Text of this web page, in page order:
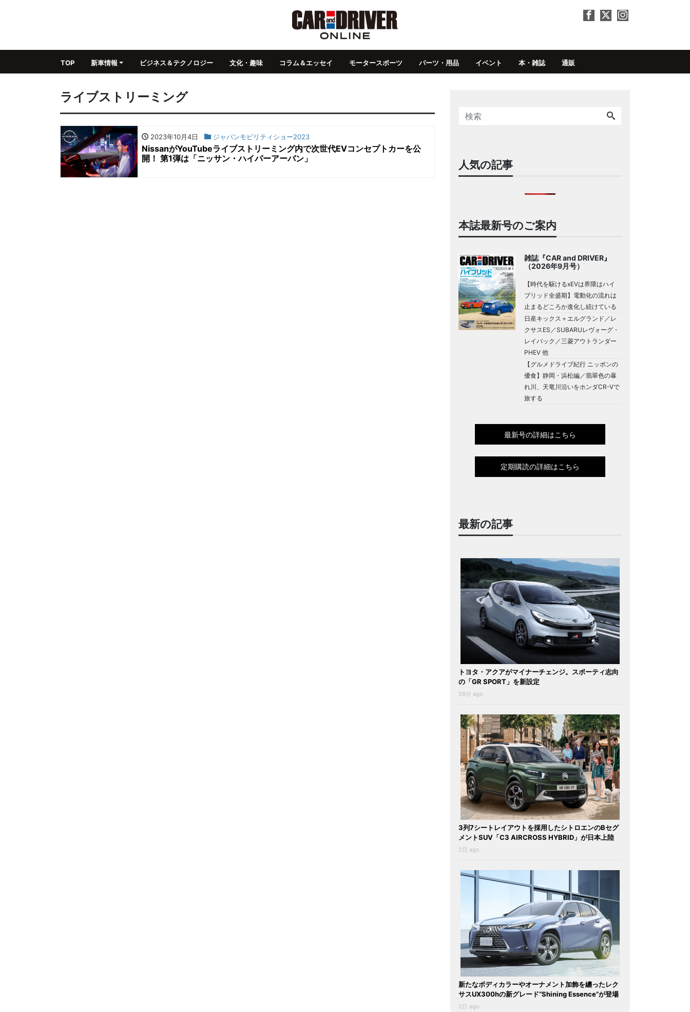
TOP 新車情報 ビジネス＆テクノロジー 文化・趣味 コラム＆エッセイ モータースポーツ パーツ・用品 イベント 本・雑誌 通販
ライブストリーミング
2023年10月4日 ジャパンモビリティショー2023
NissanがYouTubeライブストリーミング内で次世代EVコンセプトカーを公
開！ 第1弾は「ニッサン・ハイパーアーバン」
人気の記事
本誌最新号のご案内
雑誌『CAR and DRIVER』
（2026年9月号）
【時代を駆けるxEVは界隈はハイ
ブリッド全盛期】電動化の流れは
止まるどころか進化し続けている
日産キックス＋エルグランド／レ
クサスES／SUBARUレヴォーグ・
レイバック／三菱アウトランダー
PHEV 他
【グルメドライブ紀行 ニッポンの
優食】静岡・浜松編／翡翠色の暴
れ川、天竜川沿いをホンダCR-Vで
旅する
最新号の詳細はこちら
定期購読の詳細はこちら
最新の記事
トヨタ・アクアがマイナーチェンジ。スポーティ志向
の「GR SPORT」を新設定
58分 ago
3列7シートレイアウトを採用したシトロエンのBセグ
メントSUV「C3 AIRCROSS HYBRID」が日本上陸
2日 ago
新たなボディカラーやオーナメント加飾を纏ったレク
サスUX300hの新グレード“Shining Essence”が登場
2日 ago